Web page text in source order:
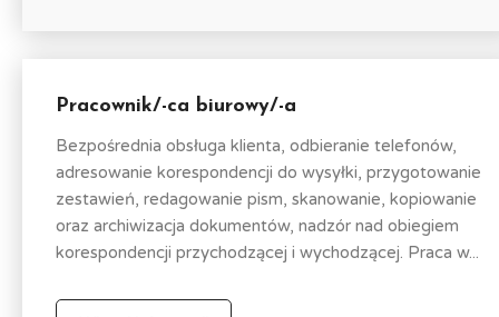
Pracownik/-ca biurowy/-a
Bezpośrednia obsługa klienta, odbieranie telefonów,
adresowanie korespondencji do wysyłki, przygotowanie
zestawień, redagowanie pism, skanowanie, kopiowanie
oraz archiwizacja dokumentów, nadzór nad obiegiem
korespondencji przychodzącej i wychodzącej. Praca w...